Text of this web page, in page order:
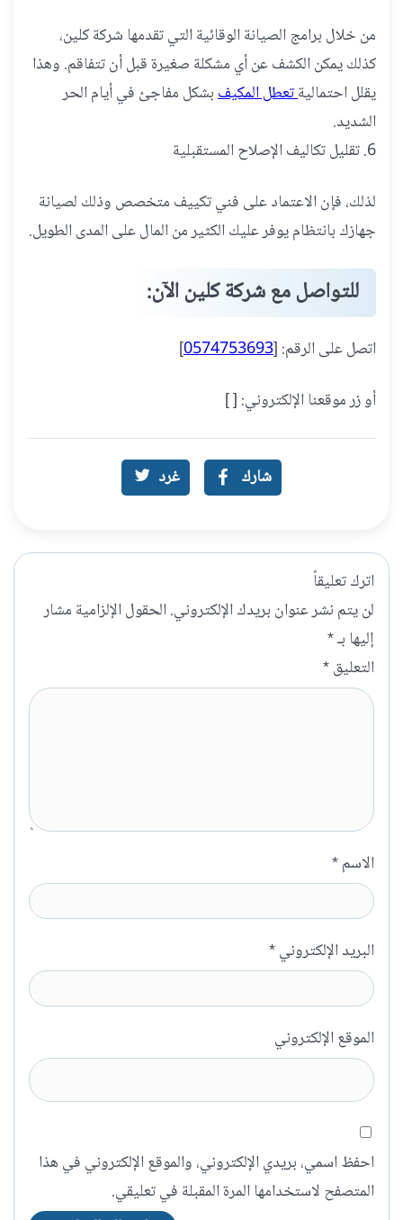
من خلال برامج الصيانة الوقائية التي تقدمها شركة كلين،
كذلك يمكن الكشف عن أي مشكلة صغيرة قبل أن تتفاقم. وهذا
يقلل احتماليةتعطل المكيفبشكل مفاجئ في أيام الحر
الشديد.
6. تقليل تكاليف الإصلاح المستقبلية
لذلك، فإن الاعتماد على فني تكييف متخصص وذلك لصيانة
جهازك بانتظام يوفر عليك الكثير من المال على المدى الطويل.
للتواصل مع شركة كلين الآن:
اتصل على الرقم: [0574753693
]
أو زر موقعنا الإلكتروني: [ ]
شارك غرد
اترك تعليقاً
لن يتم نشر عنوان بريدك الإلكتروني.الحقول الإلزامية مشار
إليها بـ*
التعليق*
الاسم*
البريد الإلكتروني*
الموقع الإلكتروني
احفظ اسمي، بريدي الإلكتروني، والموقع الإلكتروني في هذا
المتصفح لاستخدامها المرة المقبلة في تعليقي.